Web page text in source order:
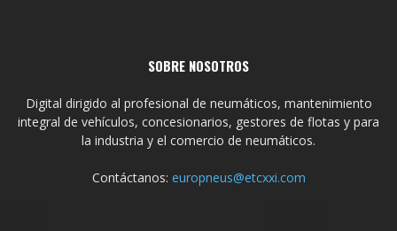
SOBRE NOSOTROS
Digital dirigido al profesional de neumáticos, mantenimiento
integral de vehículos, concesionarios, gestores de flotas y para
la industria y el comercio de neumáticos.
Contáctanos: europneus@etcxxi.com